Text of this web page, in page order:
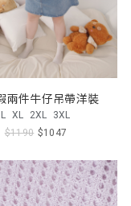
兩件牛仔吊帶洋裝
L XL 2XL 3XL
$1190 $1047